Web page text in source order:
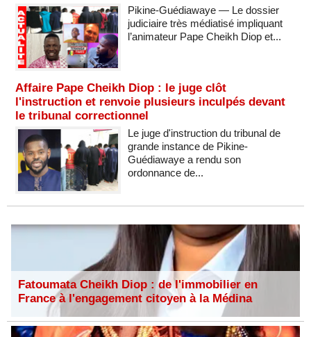
Pikine-Guédiawaye — Le dossier
judiciaire très médiatisé impliquant
l’animateur Pape Cheikh Diop et...
Affaire Pape Cheikh Diop : le juge clôt
l'instruction et renvoie plusieurs inculpés devant
le tribunal correctionnel
Le juge d'instruction du tribunal de
grande instance de Pikine-
Guédiawaye a rendu son
ordonnance de...
Fatoumata Cheikh Diop : de l'immobilier en
France à l'engagement citoyen à la Médina